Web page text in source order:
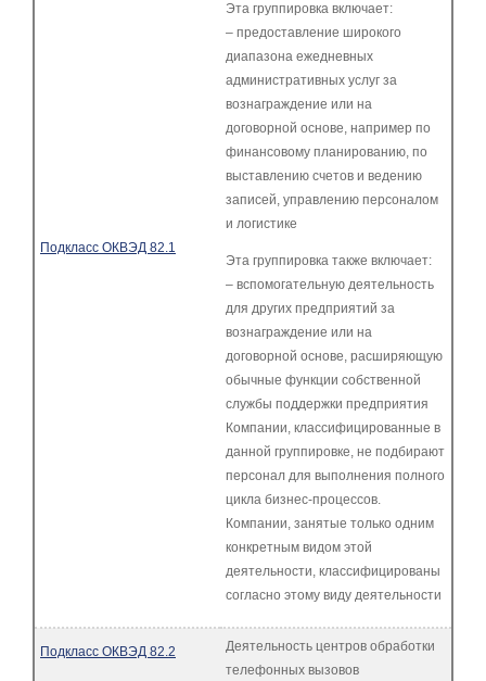
Подкласс ОКВЭД 82.1
Эта группировка включает:
– предоставление широкого
диапазона ежедневных
административных услуг за
вознаграждение или на
договорной основе, например по
финансовому планированию, по
выставлению счетов и ведению
записей, управлению персоналом
и логистике
Эта группировка также включает:
– вспомогательную деятельность
для других предприятий за
вознаграждение или на
договорной основе, расширяющую
обычные функции собственной
службы поддержки предприятия
Компании, классифицированные в
данной группировке, не подбирают
персонал для выполнения полного
цикла бизнес-процессов.
Компании, занятые только одним
конкретным видом этой
деятельности, классифицированы
согласно этому виду деятельности
Подкласс ОКВЭД 82.2
Деятельность центров обработки
телефонных вызовов